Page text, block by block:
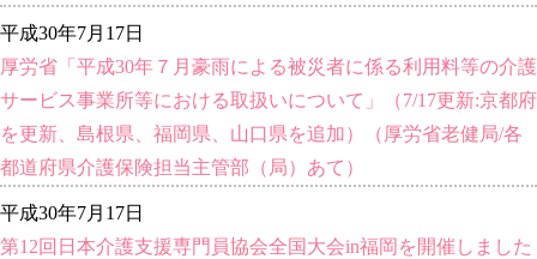
平成30年7月17日
厚労省「平成30年７月豪雨による被災者に係る利用料等の介護
サービス事業所等における取扱いについて」（7/17更新:京都府
を更新、島根県、福岡県、山口県を追加）（厚労省老健局/各
都道府県介護保険担当主管部（局）あて）
平成30年7月17日
第12回日本介護支援専門員協会全国大会in福岡を開催しました